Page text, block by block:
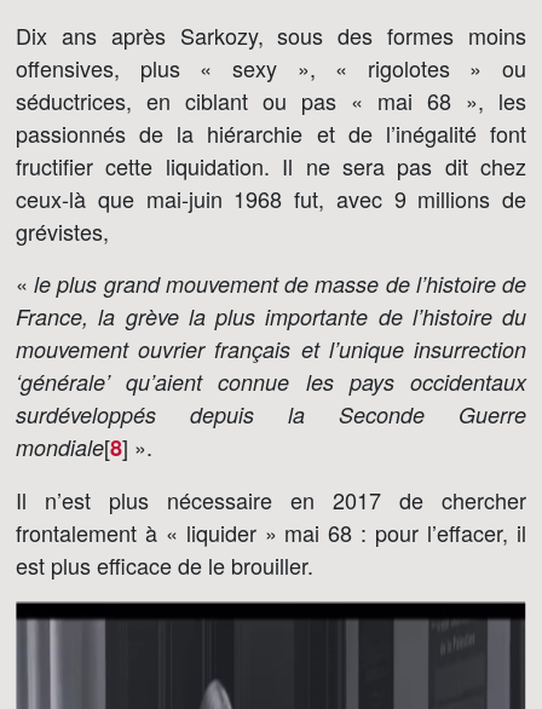
Dix ans après Sarkozy, sous des formes moins
offensives, plus « sexy », « rigolotes » ou
séductrices, en ciblant ou pas « mai 68 », les
passionnés de la hiérarchie et de l’inégalité font
fructifier cette liquidation. Il ne sera pas dit chez
ceux-là que mai-juin 1968 fut, avec 9 millions de
grévistes,
«le plus grand mouvement de masse de l’histoire de
France, la grève la plus importante de l’histoire du
mouvement ouvrier français et l’unique insurrection
‘générale’ qu’aient connue les pays occidentaux
surdéveloppés depuis la Seconde Guerre
mondiale[8] ».
Il n’est plus nécessaire en 2017 de chercher
frontalement à « liquider » mai 68 : pour l’effacer, il
est plus efficace de le brouiller.